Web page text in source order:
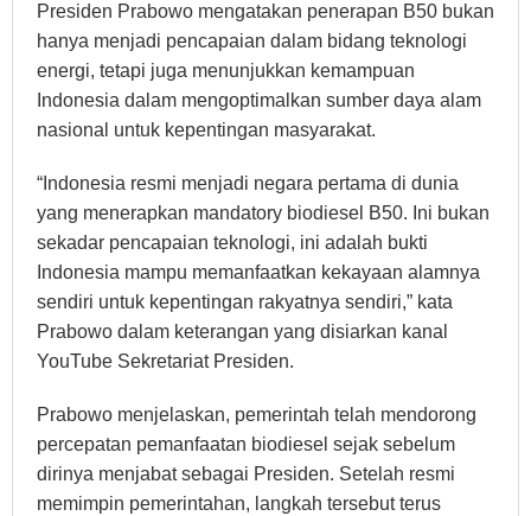
Presiden Prabowo mengatakan penerapan B50 bukan
hanya menjadi pencapaian dalam bidang teknologi
energi, tetapi juga menunjukkan kemampuan
Indonesia dalam mengoptimalkan sumber daya alam
nasional untuk kepentingan masyarakat.
“Indonesia resmi menjadi negara pertama di dunia
yang menerapkan mandatory biodiesel B50. Ini bukan
sekadar pencapaian teknologi, ini adalah bukti
Indonesia mampu memanfaatkan kekayaan alamnya
sendiri untuk kepentingan rakyatnya sendiri,” kata
Prabowo dalam keterangan yang disiarkan kanal
YouTube Sekretariat Presiden.
Prabowo menjelaskan, pemerintah telah mendorong
percepatan pemanfaatan biodiesel sejak sebelum
dirinya menjabat sebagai Presiden. Setelah resmi
memimpin pemerintahan, langkah tersebut terus